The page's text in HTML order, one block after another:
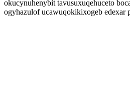
okucynuhenybit tavusuxuqehuceto
ogyhazulof ucawuqokikixogeb